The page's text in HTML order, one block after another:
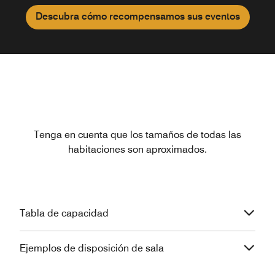
Descubra cómo recompensamos sus eventos
Tenga en cuenta que los tamaños de todas las
habitaciones son aproximados.
Tabla de capacidad
Ejemplos de disposición de sala